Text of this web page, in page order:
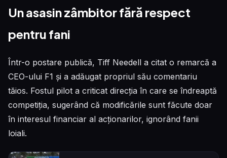
Un asasin zâmbitor fără respect
pentru fani
Într-o postare publică, Tiff Needell a citat o remarcă a
CEO-ului F1 și a adăugat propriul său comentariu
tăios. Fostul pilot a criticat direcția în care se îndreaptă
competiția, sugerând că modificările sunt făcute doar
în interesul financiar al acționarilor, ignorând fanii
loiali.